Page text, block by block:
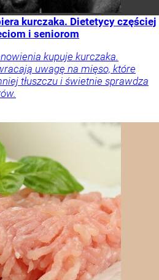
kurczaka. Dietetycy częściej
i seniorom
kupuje kurczaka.
uwagę na mięso, które
tłuszczu i świetnie sprawdza